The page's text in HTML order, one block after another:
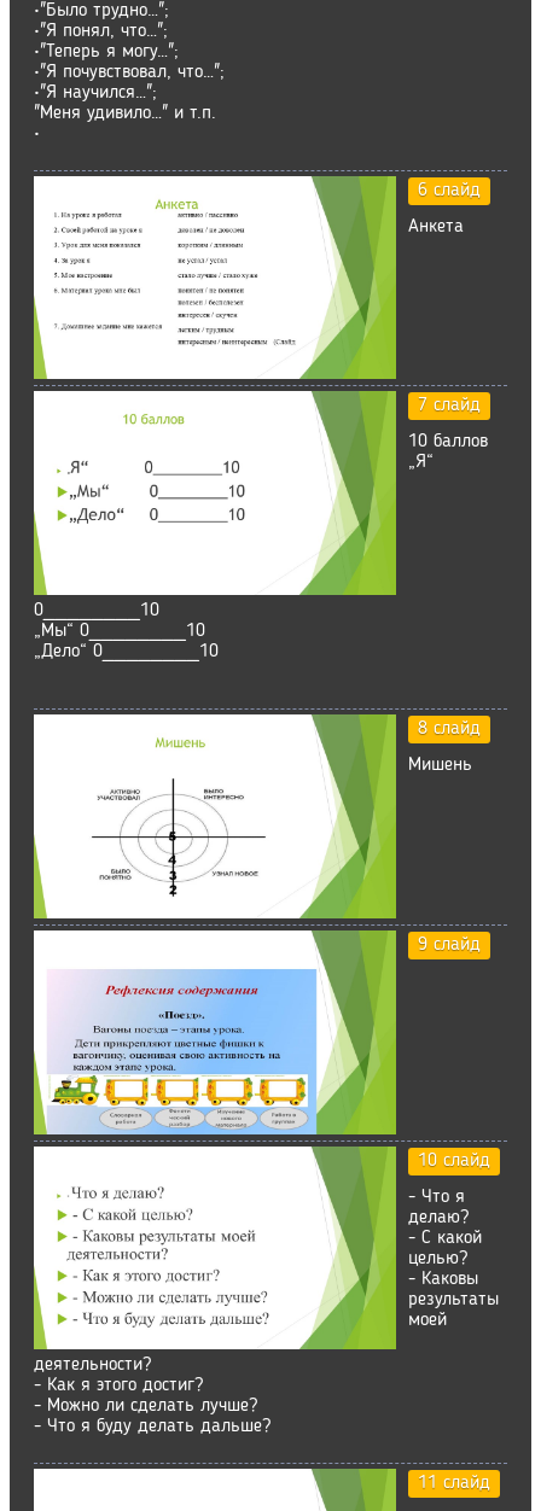
•"Было трудно…";
•"Я понял, что…";
•"Теперь я могу…";
•"Я почувствовал, что…";
•"Я научился…";
"Меня удивило…" и т.п.
•
6 слайд
Анкета
7 слайд
10 баллов
„Я“
0________10
„Мы“ 0________10
„Дело“ 0________10
8 слайд
Мишень
9 слайд
10 слайд
- Что я
делаю?
- С какой
целью?
- Каковы
результаты
моей
деятельности?
- Как я этого достиг?
- Можно ли сделать лучше?
- Что я буду делать дальше?
11 слайд